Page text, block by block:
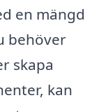
en mängd
behöver
skapa
kan